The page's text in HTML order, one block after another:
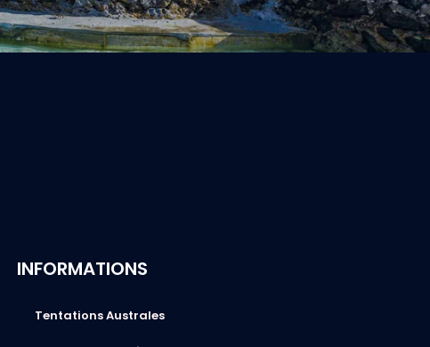
INFORMATIONS
Tentations Australes